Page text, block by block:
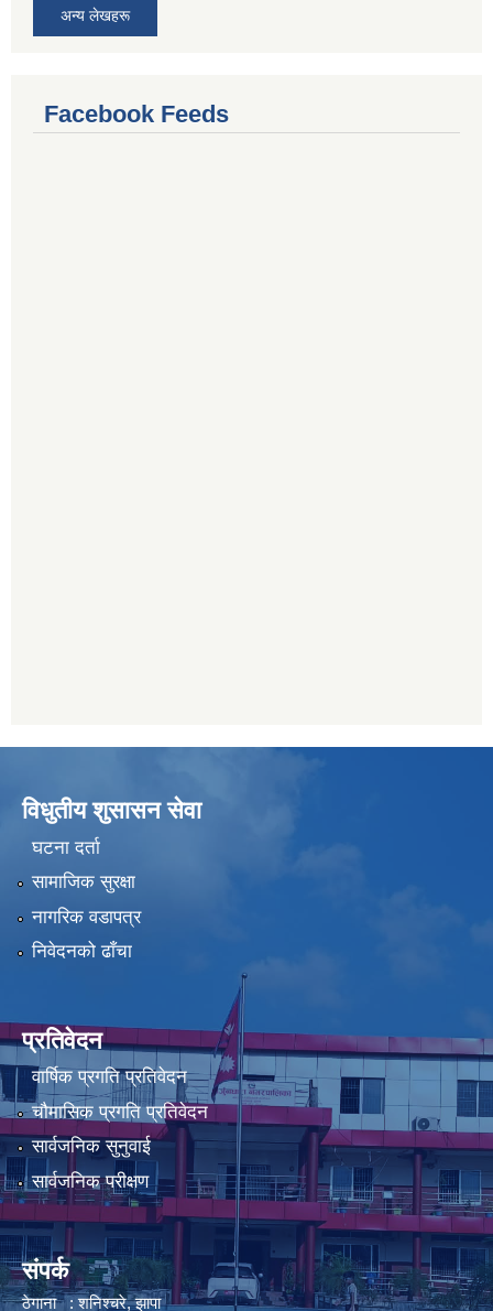
अन्य लेखहरू
Facebook Feeds
विधुतीय शुसासन सेवा
घटना दर्ता
सामाजिक सुरक्षा
नागरिक वडापत्र
निवेदनको ढाँचा
प्रतिवेदन
वार्षिक प्रगति प्रतिवेदन
चौमासिक प्रगति प्रतिवेदन
सार्वजनिक सुनुवाई
सार्वजनिक परीक्षण
संपर्क
ठेगाना : शनिश्चरे, झापा